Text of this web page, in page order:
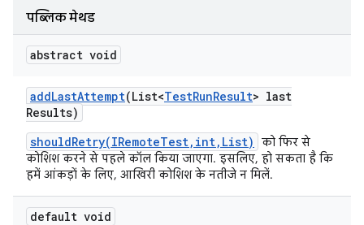
पब्लिक मेथड
abstract void
addLastAttempt(List<TestRunResult> last
Results)
shouldRetry(IRemoteTest,int,List)
को फिर से
कोशिश करने से पहले कॉल किया जाएगा. इसलिए, हो सकता है कि
हमें आंकड़ों के लिए, आखिरी कोशिश के नतीजे न मिलें.
default void